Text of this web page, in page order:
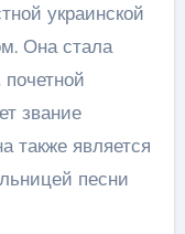
украинской
Она стала
звание
также является
песни